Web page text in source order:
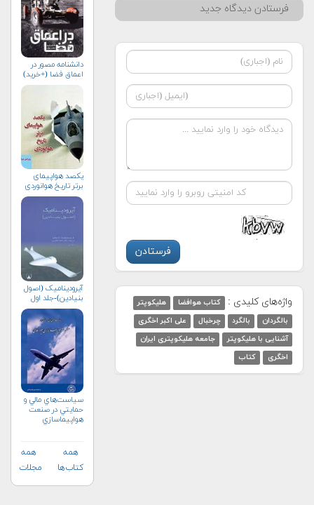
فرستادن دیدگاه جدید
واژه‌های کلیدی : کتاب هوافضا
هلیکوپتر
بالگردان
بالگرد چرخبال
علی اکبر اخگری
آشنایی با هلیکوپتر
جامعه هلیکوپتری ایران
اخگری
کتاب
دانشنامه مصور در
اعماق فضا (+خرید)
یکصد هواپیمای
برتر تاریخ هوانوردی
آیرودینامیک (اصول
بنیادین)-جلد اول
سياست‌هاي مالي و
حمايتي در صنعت
هواپيماسازي
همه
کتاب‌ها
همه
مجلات